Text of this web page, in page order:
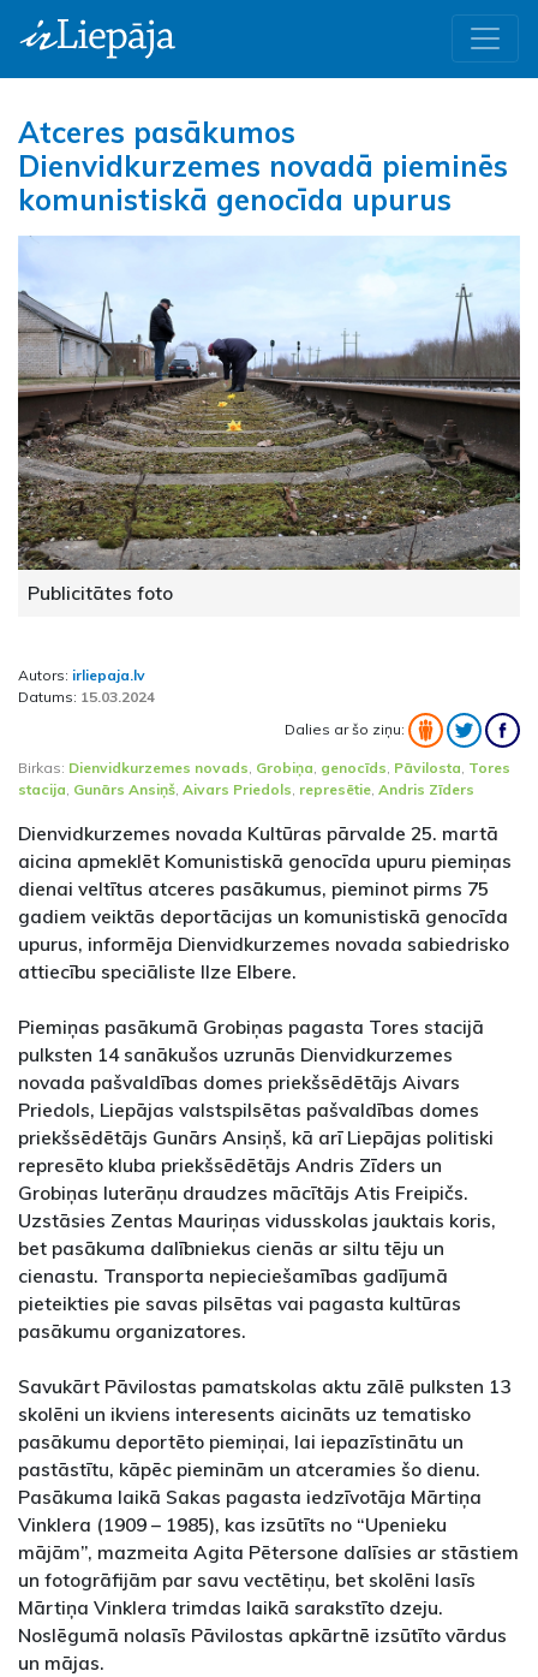
Atceres pasākumos
Dienvidkurzemes novadā pieminēs
komunistiskā genocīda upurus
Publicitātes foto
Autors: irliepaja.lv
Datums: 15.03.2024
Dalies ar šo ziņu:
Birkas: Dienvidkurzemes novads, Grobiņa, genocīds, Pāvilosta, Tores
stacija, Gunārs Ansiņš, Aivars Priedols, represētie, Andris Zīders
Dienvidkurzemes novada Kultūras pārvalde 25. martā
aicina apmeklēt Komunistiskā genocīda upuru piemiņas
dienai veltītus atceres pasākumus, pieminot pirms 75
gadiem veiktās deportācijas un komunistiskā genocīda
upurus, informēja Dienvidkurzemes novada sabiedrisko
attiecību speciāliste Ilze Elbere.
Piemiņas pasākumā Grobiņas pagasta Tores stacijā
pulksten 14 sanākušos uzrunās Dienvidkurzemes
novada pašvaldības domes priekšsēdētājs Aivars
Priedols, Liepājas valstspilsētas pašvaldības domes
priekšsēdētājs Gunārs Ansiņš, kā arī Liepājas politiski
represēto kluba priekšsēdētājs Andris Zīders un
Grobiņas luterāņu draudzes mācītājs Atis Freipičs.
Uzstāsies Zentas Mauriņas vidusskolas jauktais koris,
bet pasākuma dalībniekus cienās ar siltu tēju un
cienastu. Transporta nepieciešamības gadījumā
pieteikties pie savas pilsētas vai pagasta kultūras
pasākumu organizatores.
Savukārt Pāvilostas pamatskolas aktu zālē pulksten 13
skolēni un ikviens interesents aicināts uz tematisko
pasākumu deportēto piemiņai, lai iepazīstinātu un
pastāstītu, kāpēc pieminām un atceramies šo dienu.
Pasākuma laikā Sakas pagasta iedzīvotāja Mārtiņa
Vinklera (1909 – 1985), kas izsūtīts no “Upenieku
mājām”, mazmeita Agita Pētersone dalīsies ar stāstiem
un fotogrāfijām par savu vectētiņu, bet skolēni lasīs
Mārtiņa Vinklera trimdas laikā sarakstīto dzeju.
Noslēgumā nolasīs Pāvilostas apkārtnē izsūtīto vārdus
un mājas.